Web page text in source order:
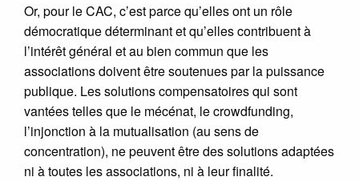
Or, pour le CAC, c’est parce qu’elles ont un rôle
démocratique déterminant et qu’elles contribuent à
l’intérêt général et au bien commun que les
associations doivent être soutenues par la puissance
publique. Les solutions compensatoires qui sont
vantées telles que le mécénat, le crowdfunding,
l’injonction à la mutualisation (au sens de
concentration), ne peuvent être des solutions adaptées
ni à toutes les associations, ni à leur finalité.